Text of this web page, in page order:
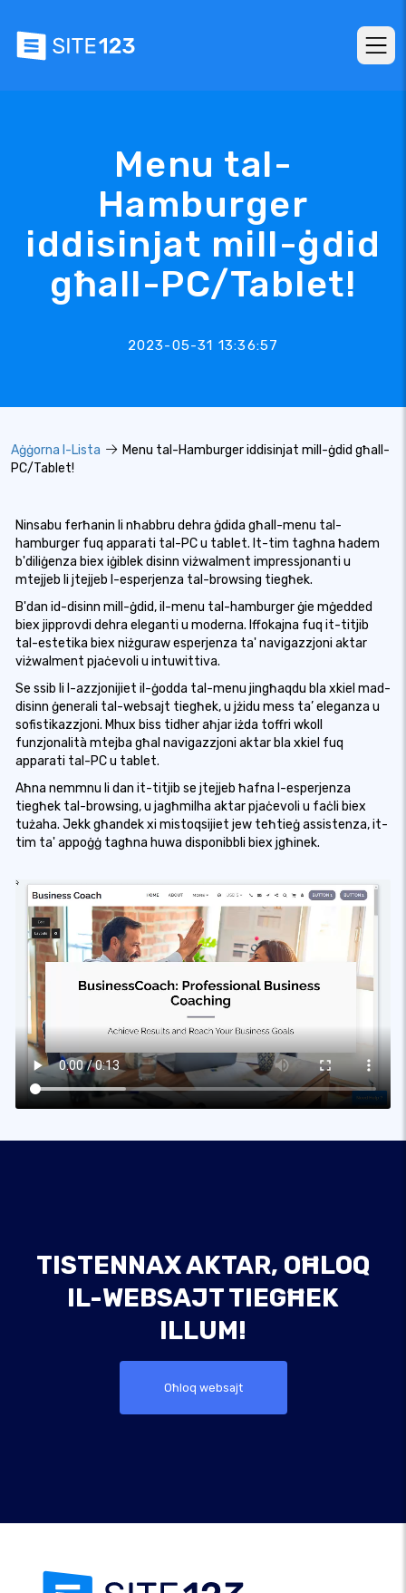
Menu tal-
Hamburger
iddisinjat mill-ġdid
għall-PC/Tablet!
2023-05-31 13:36:57
Aġġorna l-Lista
Menu tal-Hamburger iddisinjat mill-ġdid għall-
PC/Tablet!
Ninsabu ferħanin li nħabbru dehra ġdida għall-menu tal-
hamburger fuq apparati tal-PC u tablet. It-tim tagħna ħadem
b'diliġenza biex iġiblek disinn viżwalment impressjonanti u
mtejjeb li jtejjeb l-esperjenza tal-browsing tiegħek.
B'dan id-disinn mill-ġdid, il-menu tal-hamburger ġie mġedded
biex jipprovdi dehra eleganti u moderna. Iffokajna fuq it-titjib
tal-estetika biex niżguraw esperjenza ta' navigazzjoni aktar
viżwalment pjaċevoli u intuwittiva.
Se ssib li l-azzjonijiet il-ġodda tal-menu jingħaqdu bla xkiel mad-
disinn ġenerali tal-websajt tiegħek, u jżidu mess ta’ eleganza u
sofistikazzjoni. Mhux biss tidher aħjar iżda toffri wkoll
funzjonalità mtejba għal navigazzjoni aktar bla xkiel fuq
apparati tal-PC u tablet.
Aħna nemmnu li dan it-titjib se jtejjeb ħafna l-esperjenza
tiegħek tal-browsing, u jagħmilha aktar pjaċevoli u faċli biex
tużaha. Jekk għandek xi mistoqsijiet jew teħtieġ assistenza, it-
tim ta' appoġġ tagħna huwa disponibbli biex jgħinek.
TISTENNAX AKTAR, OĦLOQ
IL-WEBSAJT TIEGĦEK
ILLUM!
Oħloq websajt